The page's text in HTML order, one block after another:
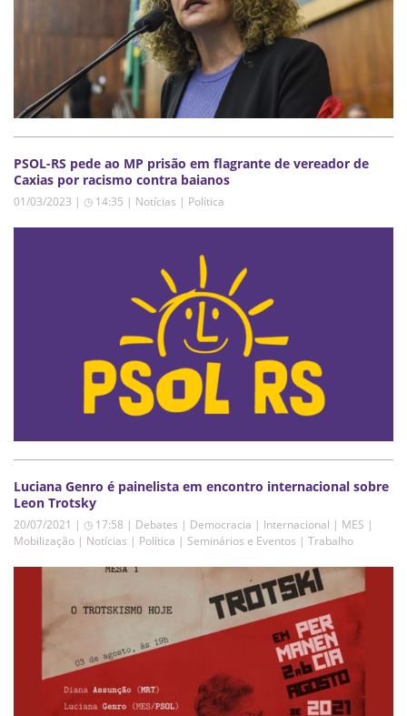
PSOL-RS pede ao MP prisão em flagrante de vereador de
Caxias por racismo contra baianos
01/03/2023 | ◷ 14:35 | Notícias | Política
Luciana Genro é painelista em encontro internacional sobre
Leon Trotsky
20/07/2021 | ◷ 17:58 | Debates | Democracia | Internacional | MES |
Mobilização | Notícias | Política | Seminários e Eventos | Trabalho